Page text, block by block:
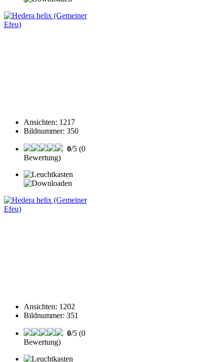
Ansichten: 1217
Bildnummer: 350
0/5 (0
Bewertung)
Ansichten: 1202
Bildnummer: 351
0/5 (0
Bewertung)